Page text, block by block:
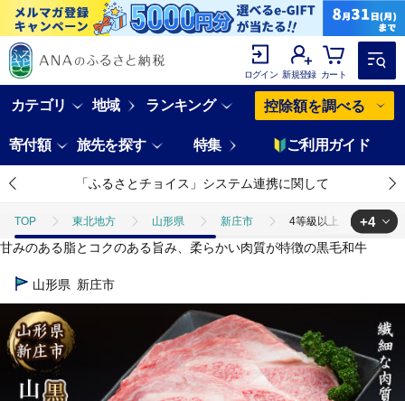
ログイン 新規登録 カート
カテゴリ 地域 ランキング 控除額を調べる
寄付額 旅先を探す 特集 ご利用ガイド
「ふるさとチョイス」システム連携に関して
TOP 東北地方 山形県 新庄市 4等級以上 山形牛 サー
TOP 肉 4等級以上 山形牛 サーロイン 8枚 合計1840g にく 肉 お
TOP 肉
TOP 山形牛 4等級以上 山形牛 サーロイン 8
TOP 牛肉 黒毛和牛 4等級以上 山形牛 サーロイ
+4
甘みのある脂とコクのある旨み、柔らかい肉質が特徴の黒毛和牛
山形県 新庄市